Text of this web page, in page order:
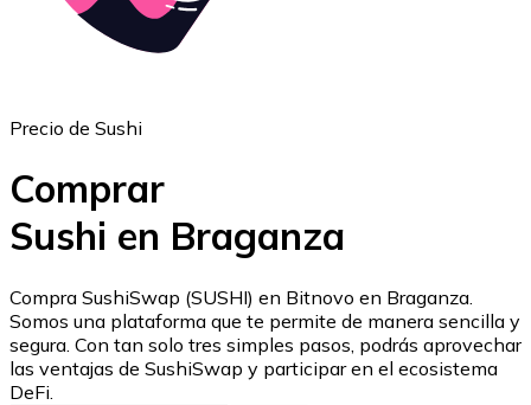
USD Coin
USDC
Precio de Sushi
Comprar
Sushi en Braganza
Compra SushiSwap (SUSHI) en Bitnovo en Braganza.
Somos una plataforma que te permite de manera sencilla y
segura. Con tan solo tres simples pasos, podrás aprovechar
las ventajas de SushiSwap y participar en el ecosistema
DeFi.